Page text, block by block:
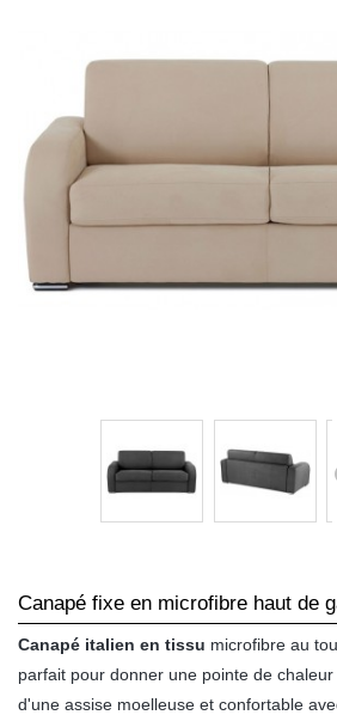
Canapé fixe en microfibre haut de
Canapé italien en tissu microfibre au
parfait pour donner une pointe de
d'une assise moelleuse et confortable